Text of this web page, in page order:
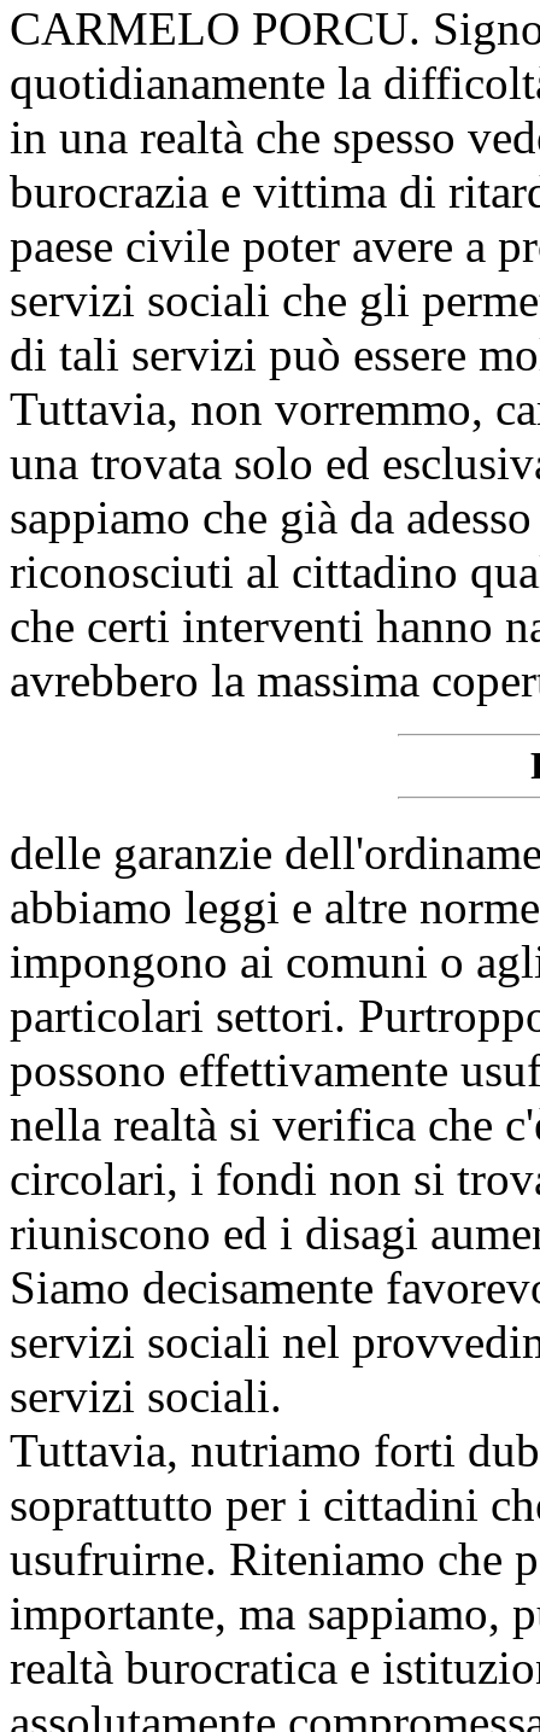
CARMELO PORCU.
quotidianamente la
in una realtà che spesso
burocrazia e vittima di
paese civile poter avere a
servizi sociali che gli
di tali servizi può essere
Tuttavia, non vorremmo,
una trovata solo ed
sappiamo che già da
riconosciuti al cittadino
che certi interventi hanno
avrebbero la massima
delle garanzie
abbiamo leggi e altre
impongono ai comuni o
particolari settori.
possono effettivamente
nella realtà si verifica che
circolari, i fondi non si
riuniscono ed i disagi
Siamo decisamente
servizi sociali nel
servizi sociali.
Tuttavia, nutriamo forti
soprattutto per i cittadini
usufruirne. Riteniamo che
importante, ma sappiamo,
realtà burocratica e